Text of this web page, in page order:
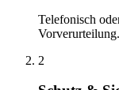
Telefonisch
Vorverurteilung.
2